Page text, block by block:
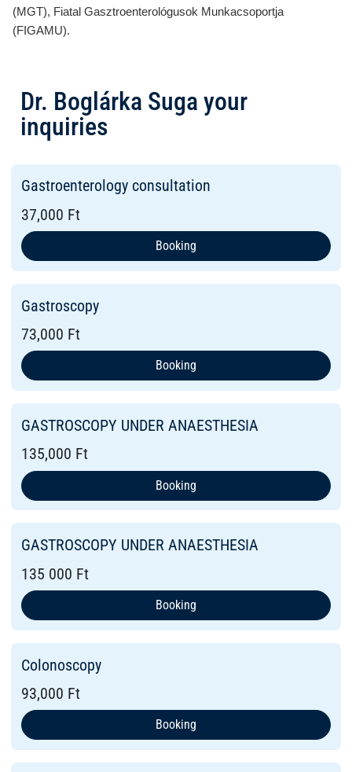
(MGT), Fiatal Gasztroenterológusok Munkacsoportja
(FIGAMU).
Dr. Boglárka Suga your
inquiries
Gastroenterology consultation
37,000 Ft
Booking
Gastroscopy
73,000 Ft
Booking
GASTROSCOPY UNDER ANAESTHESIA
135,000 Ft
Booking
GASTROSCOPY UNDER ANAESTHESIA
135 000 Ft
Booking
Colonoscopy
93,000 Ft
Booking